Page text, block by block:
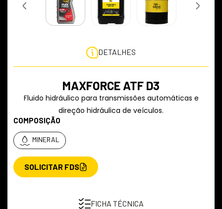
DETALHES
FICHA TÉCNICA
MAXFORCE ATF D3
Fluido hidráulico para transmissões automáticas e
direção hidráulica de veículos.
COMPOSIÇÃO
MINERAL
SOLICITAR FDS